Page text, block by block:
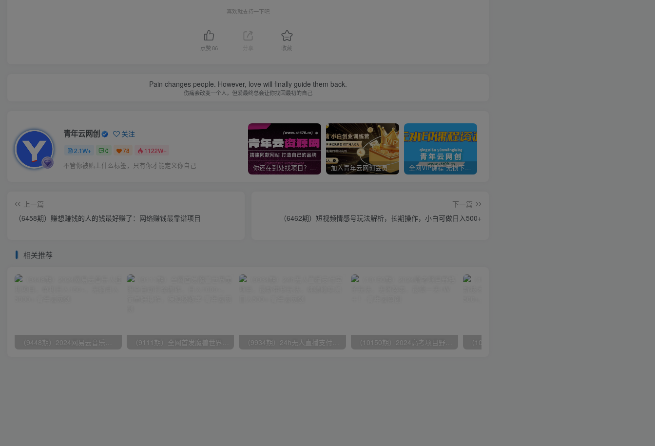
喜欢就支持一下吧
点赞86 收藏
Pain changes people. However, love will finally guide them back.
伤痛会改变一个人，但爱最终总会让你找回最初的自己
青年云网创 关注
2.1W+ 0 78 1122W+
不管你被贴上什么标签，只有你才能定义你自己 你还在到处找项目？还在当韭菜？我靠卖项目一个月收入5万+，曾经我也是个失败者。 加入青年云网创会员，全站资源免费学习。加入高级合伙人，推广日入1000+ 全网VIP课程 无损下载~
上一篇
（6458期）赚想赚钱的人的钱最好赚了：网络赚钱最靠谱项目
下一篇
（6462期）短视频情感号玩法解析，长期操作，小白可做日入500+
相关推荐
（9448期）2024网易云音乐人挂机项目，单机日入150+，无脑月入5000+ （9111期）全网首发魔兽世界美服全自动打金搬砖，日入1000+，简单好操作，保姆级教学 （9934期）24h无人直播支付宝项目，最新带货玩法，纯躺赚实测日入500+ （10150期）2024高考项目野路子玩法，无限裂变，最高一天1W＋！